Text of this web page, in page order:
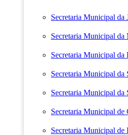
Secretaria Municipal da
Secretaria Municipal da
Secretaria Municipal
Secretaria Municipal da
Secretaria Municipal da
Secretaria Municipal de
Secretaria Municipal de